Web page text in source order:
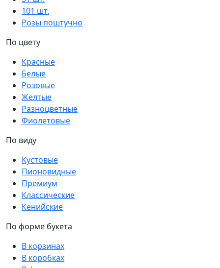
101 шт.
Розы поштучно
По цвету
Красные
Белые
Розовые
Желтые
Разноцветные
Фиолетовые
По виду
Кустовые
Пионовидные
Премиум
Классические
Кенийские
По форме букета
В корзинах
В коробках